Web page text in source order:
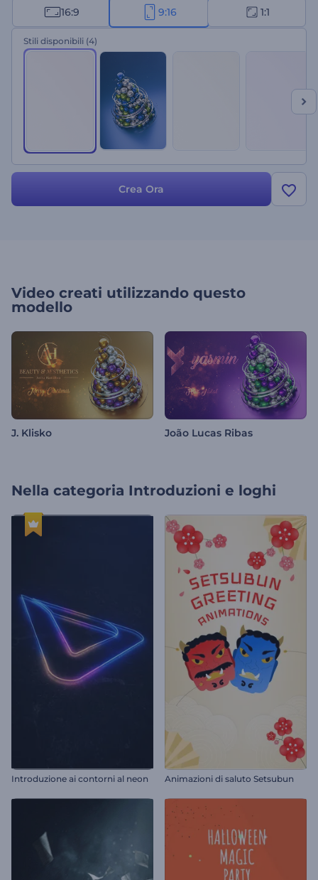
16:9 9:16 1:1
Stili disponibili (4)
Crea Ora
Video creati utilizzando questo
modello
J. Klisko João Lucas Ribas
Nella categoria Introduzioni e loghi
Introduzione ai contorni al neon Animazioni di saluto Setsubun